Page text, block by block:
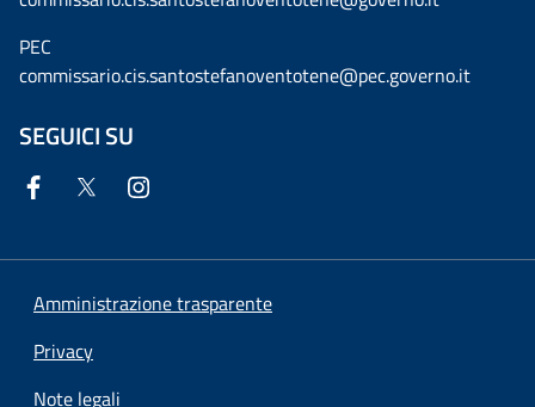
PEC
commissario.cis.santostefanoventotene@pec.governo.it
SEGUICI SU
Amministrazione trasparente
Privacy
Note legali